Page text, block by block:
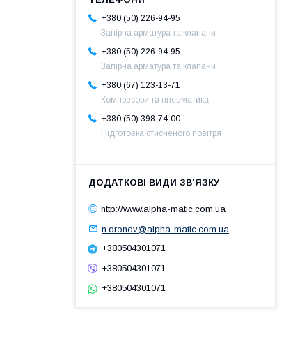
+380 (50) 226-94-95
Запірна арматура та клапани
+380 (50) 226-94-95
Запірна арматура та клапани
+380 (67) 123-13-71
Компресори та пневматика
+380 (50) 398-74-00
Підготовка стисненого повітря
http://www.alpha-matic.com.ua
n.dronov@alpha-matic.com.ua
+380504301071
+380504301071
+380504301071